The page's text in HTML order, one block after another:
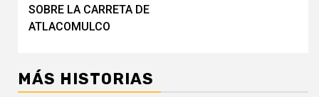
SOBRE LA CARRETA DE
ATLACOMULCO
MÁS HISTORIAS